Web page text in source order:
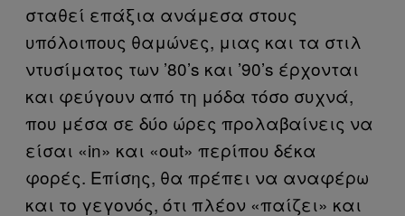
σταθεί επάξια ανάμεσα στους
υπόλοιπους θαμώνες, μιας και τα στιλ
ντυσίματος των ’80’s και ’90’s έρχονται
και φεύγουν από τη μόδα τόσο συχνά,
που μέσα σε δύο ώρες προλαβαίνεις να
είσαι «in» και «out» περίπου δέκα
φορές. Επίσης, θα πρέπει να αναφέρω
και το γεγονός, ότι πλέον «παίζει» και